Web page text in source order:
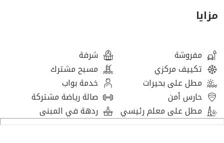
convenience of having everything you need right at your
doorstep. This property is more than just a home; it's a lifestyle.
Located on the 17th floor, this fully furnished apartment offers
breathtaking sea and water views, along with beautiful garden
views, creating a relaxing and premium lifestyle experience. The
unit features a balcony and spacious terrace area, ideal for
outdoor enjoyment, and ensuring natural light throughout the
day.
مزايا
مفروشة
شرفة
تكييف مركزي
مسبح مشترك
مطل على بحيرات
خدمة بواب
حارس أمن
صالة رياضة مشتركة
مطل على معلم رئيسي
ردهة في المبنى